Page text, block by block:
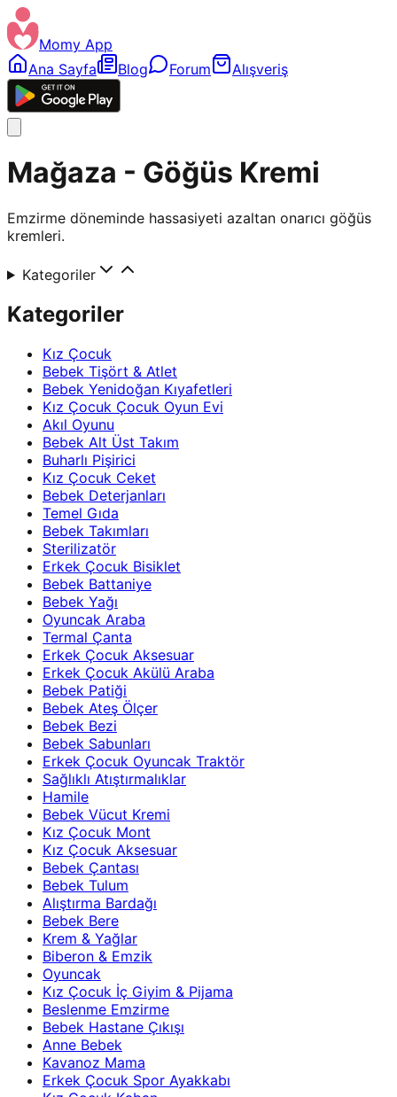
Momy App
Ana Sayfa
Blog Forum Alışveriş
Mağaza - Göğüs Kremi
Emzirme döneminde hassasiyeti azaltan onarıcı göğüs
kremleri.
Kategoriler
Kategoriler
Kız Çocuk
Bebek Tişört & Atlet
Bebek Yenidoğan Kıyafetleri
Kız Çocuk Çocuk Oyun Evi
Akıl Oyunu
Bebek Alt Üst Takım
Buharlı Pişirici
Kız Çocuk Ceket
Bebek Deterjanları
Temel Gıda
Bebek Takımları
Sterilizatör
Erkek Çocuk Bisiklet
Bebek Battaniye
Bebek Yağı
Oyuncak Araba
Termal Çanta
Erkek Çocuk Aksesuar
Erkek Çocuk Akülü Araba
Bebek Patiği
Bebek Ateş Ölçer
Bebek Bezi
Bebek Sabunları
Erkek Çocuk Oyuncak Traktör
Sağlıklı Atıştırmalıklar
Hamile
Bebek Vücut Kremi
Kız Çocuk Mont
Kız Çocuk Aksesuar
Bebek Çantası
Bebek Tulum
Alıştırma Bardağı
Bebek Bere
Krem & Yağlar
Biberon & Emzik
Oyuncak
Kız Çocuk İç Giyim & Pijama
Beslenme Emzirme
Bebek Hastane Çıkışı
Anne Bebek
Kavanoz Mama
Erkek Çocuk Spor Ayakkabı